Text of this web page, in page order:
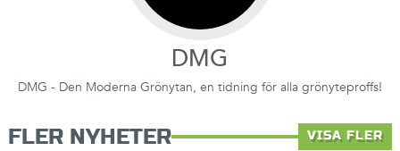
DMG
DMG - Den Moderna Grönytan, en tidning för alla grönyteproffs!
FLER NYHETER VISA FLER